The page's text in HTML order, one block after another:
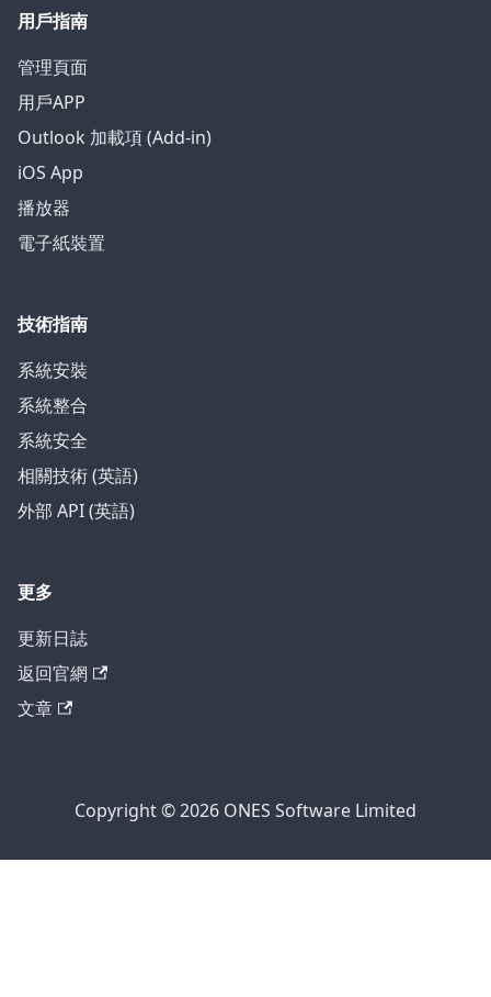
用戶指南
管理頁面
用戶APP
Outlook 加載項 (Add-in)
iOS App
播放器
電子紙裝置
技術指南
系統安裝
系統整合
系統安全
相關技術 (英語)
外部 API (英語)
更多
更新日誌
返回官網
文章
Copyright © 2026 ONES Software Limited